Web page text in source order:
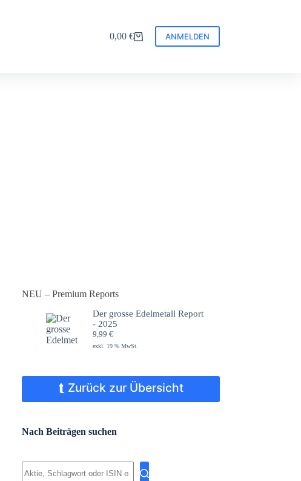
Warenkorb
0,00 € ANMELDEN
NEU – Premium Reports
Der grosse Edelmetall Report
- 2025
9,99€
exkl. 19 % MwSt.
⮬ Zurück zur Übersicht
Nach Beiträgen suchen